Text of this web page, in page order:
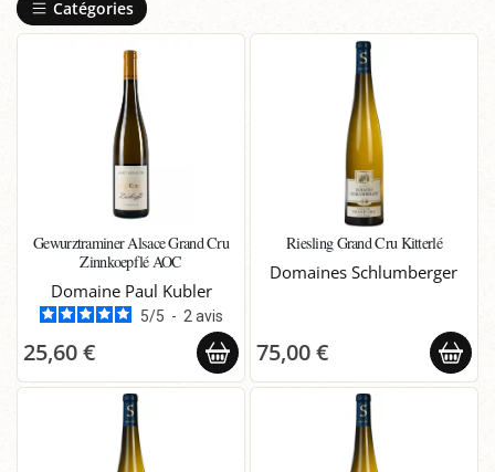
Catégories
Gewurztraminer Alsace Grand Cru
Zinnkoepflé AOC
Domaine Paul Kubler
5/5 - 2avis
25,60 €
Riesling Grand Cru Kitterlé
Domaines Schlumberger
75,00 €